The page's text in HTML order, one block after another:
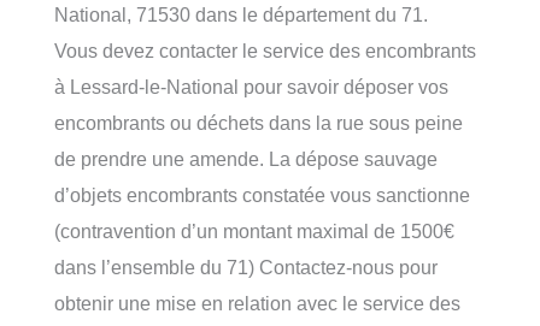
National, 71530 dans le département du 71.
Vous devez contacter le service des encombrants
à Lessard-le-National pour savoir déposer vos
encombrants ou déchets dans la rue sous peine
de prendre une amende. La dépose sauvage
d’objets encombrants constatée vous sanctionne
(contravention d’un montant maximal de 1500€
dans l’ensemble du 71) Contactez-nous pour
obtenir une mise en relation avec le service des